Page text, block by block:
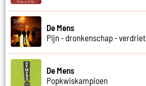
De Mens
Pijn - dronkenschap - verdriet
De Mens
Popkwiskampioen